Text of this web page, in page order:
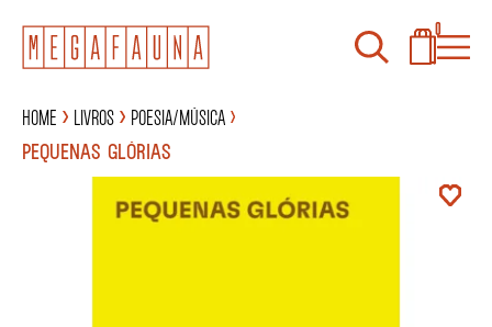
0
Home Livros
Poesia/Música
PEQUENAS GLÓRIAS